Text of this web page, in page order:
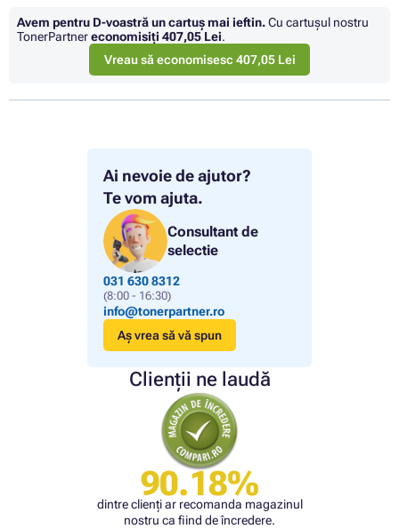
Ai nevoie de ajutor?
Te vom ajuta.
Consultant de
selectie
031 630 8312
(8:00 - 16:30)
info@tonerpartner.ro
Aș vrea să vă spun
Clienții ne laudă
90.18%
dintre clienți ar recomanda magazinul
nostru ca fiind de încredere.
Avem pentru D-voastră un cartuș mai ieftin.Cu cartuşul nostru
TonerPartnereconomisiţi 407,05 Lei.
Vreau să economisesc 407,05 Lei